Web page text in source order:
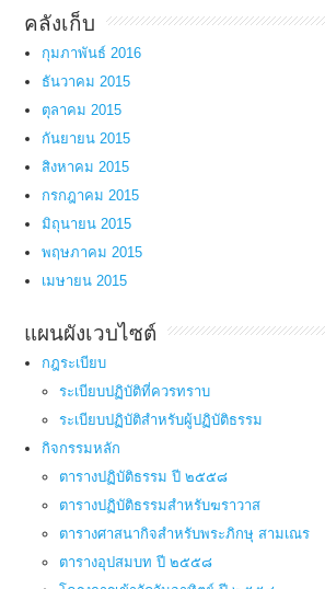
คลังเก็บ
กุมภาพันธ์ 2016
ธันวาคม 2015
ตุลาคม 2015
กันยายน 2015
สิงหาคม 2015
กรกฎาคม 2015
มิถุนายน 2015
พฤษภาคม 2015
เมษายน 2015
แผนผังเวบไซต์
กฎระเบียบ
ระเบียบปฏิบัติที่ควรทราบ
ระเบียบปฏิบัติสำหรับผู้ปฏิบัติธรรม
กิจกรรมหลัก
ตารางปฏิบัติธรรม ปี ๒๕๕๘
ตารางปฏิบัติธรรมสำหรับฆราวาส
ตารางศาสนากิจสำหรับพระภิกษุ สามเณร
ตารางอุปสมบท ปี ๒๕๕๘